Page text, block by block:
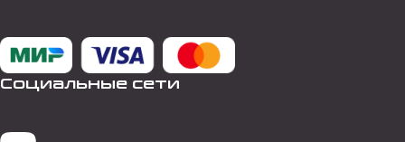
Социальные сети